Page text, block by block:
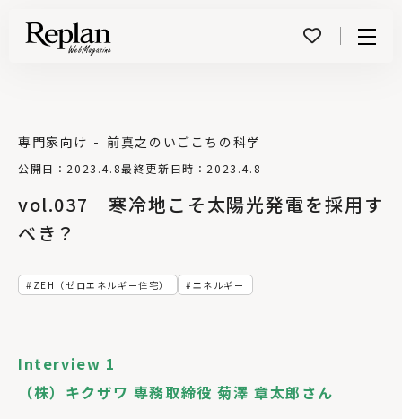
vol.037 寒冷地こそ太陽光発電を採用す
べき？
公開日：2023.4.8最終更新日時：2023.4.8
専門家向け 前真之のいごこちの科学
ZEH（ゼロエネルギー住宅） エネルギー
Interview 1
（株）キクザワ 専務取締役 菊澤 章太郎さん